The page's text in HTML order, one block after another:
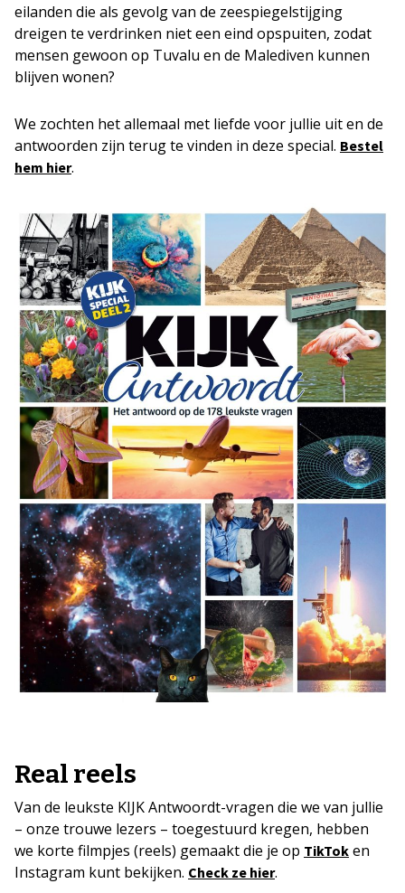
eilanden die als gevolg van de zeespiegelstijging
dreigen te verdrinken niet een eind opspuiten, zodat
mensen gewoon op Tuvalu en de Malediven kunnen
blijven wonen?
We zochten het allemaal met liefde voor jullie uit en de
antwoorden zijn terug te vinden in deze special. Bestel
hem hier.
Real reels
Van de leukste KIJK Antwoordt-vragen die we van jullie
– onze trouwe lezers – toegestuurd kregen, hebben
we korte filmpjes (reels) gemaakt die je op TikTok en
Instagram kunt bekijken. Check ze hier.